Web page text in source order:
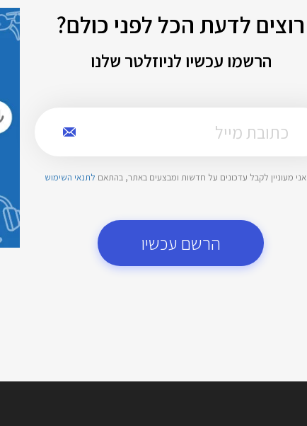
רוצים לדעת הכל לפני כולם?
הרשמו עכשיו לניוזלטר שלנו
אני מעוניין לקבל עדכונים על חדשות ומבצעים באתר, בהתאם לתנאי השימוש
הרשם עכשיו